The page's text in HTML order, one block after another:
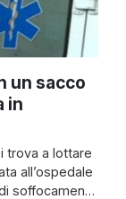
un sacco
in
trova a lottare
all’ospedale
soffocamento